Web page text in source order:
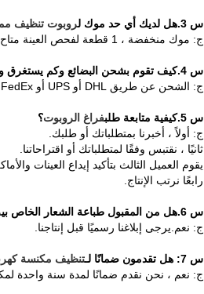
س 3.هل لديك أي حد موك ل روبوت تنظيف
ج: موك منخفضة ، 1 قطعة لفحص العينة متاح.
س 4.كيف تقوم بشحن البضائع وكم يستغرق وصولها؟
ج: الشحن عن طريق DHL أو UPS أو FedEx أو TNT.يستغرق الوصول 3-5 أيام.الشحن الجوي والبحري اختياري أيضًا.
س 5.كيفية متابعة طلب فراغ الروبوت؟
ج: أولاً ، أخبرنا بمتطلباتك أو طلبك.
ثانيًا ، نقتبس وفقًا لمتطلباتك أو اقتراحاتنا.
يقوم العميل الثالث بتأكيد إيداع العينات
رابعًا نرتب الإنتاج.
س 6.هل من المقبول طباعة الشعار الخاص بي
ج: نعم.يرجى إبلاغنا رسميًا قبل إنتاجنا.
س 7: هل تقدمون ضمانًا لـ تنظيف مكنسة
ج: نعم ، نحن نقدم ضمانًا لمدة سنة واحدة